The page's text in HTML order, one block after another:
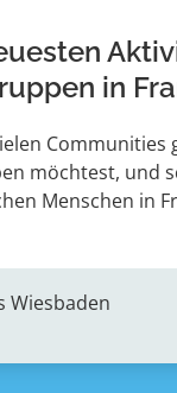
in
Communities
möchtest, und
Menschen in